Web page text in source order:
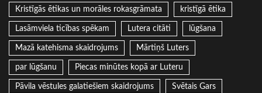
Kristīgās ētikas un morāles rokasgrāmata kristīgā ētika
Lasāmviela ticības spēkam Lutera citāti lūgšana
Mazā katehisma skaidrojums Mārtiņš Luters
par lūgšanu Piecas minūtes kopā ar Luteru
Pāvila vēstules galatiešiem skaidrojums Svētais Gars